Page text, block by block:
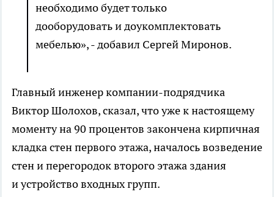
необходимо будет только
дооборудовать и доукомплектовать
мебелью», - добавил Сергей Миронов.
Главный инженер компании-подрядчика
Виктор Шолохов, сказал, что уже к настоящему
моменту на 90 процентов закончена кирпичная
кладка стен первого этажа, началось возведение
стен и перегородок второго этажа здания
и устройство входных групп.